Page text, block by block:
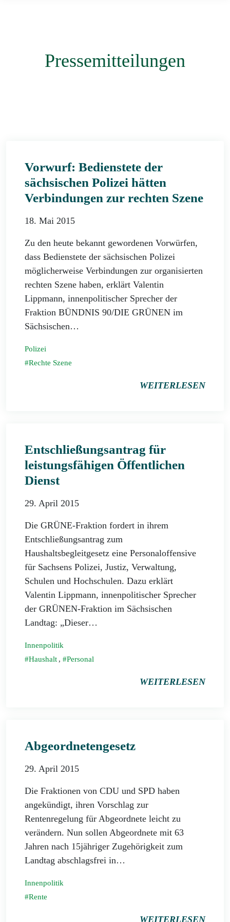
Pressemitteilungen
Vorwurf: Bedienstete der
sächsischen Polizei hätten
Verbindungen zur rechten Szene
18. Mai 2015
Zu den heute bekannt gewordenen Vorwürfen,
dass Bedienstete der sächsischen Polizei
möglicherweise Verbindungen zur organisierten
rechten Szene haben, erklärt Valentin
Lippmann, innenpolitischer Sprecher der
Fraktion BÜNDNIS 90/DIE GRÜNEN im
Sächsischen…
Polizei
Rechte Szene
WEITERLESEN
Entschließungsantrag für
leistungsfähigen Öffentlichen
Dienst
29. April 2015
Die GRÜNE-Fraktion fordert in ihrem
Entschließungsantrag zum
Haushaltsbegleitgesetz eine Personaloffensive
für Sachsens Polizei, Justiz, Verwaltung,
Schulen und Hochschulen. Dazu erklärt
Valentin Lippmann, innenpolitischer Sprecher
der GRÜNEN-Fraktion im Sächsischen
Landtag: „Dieser…
Innenpolitik
Haushalt , Personal
WEITERLESEN
Abgeordnetengesetz
29. April 2015
Die Fraktionen von CDU und SPD haben
angekündigt, ihren Vorschlag zur
Rentenregelung für Abgeordnete leicht zu
verändern. Nun sollen Abgeordnete mit 63
Jahren nach 15jähriger Zugehörigkeit zum
Landtag abschlagsfrei in…
Innenpolitik
Rente
WEITERLESEN